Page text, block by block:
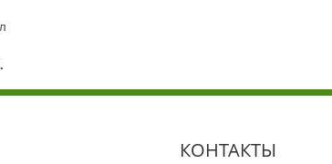
КОНТАКТЫ